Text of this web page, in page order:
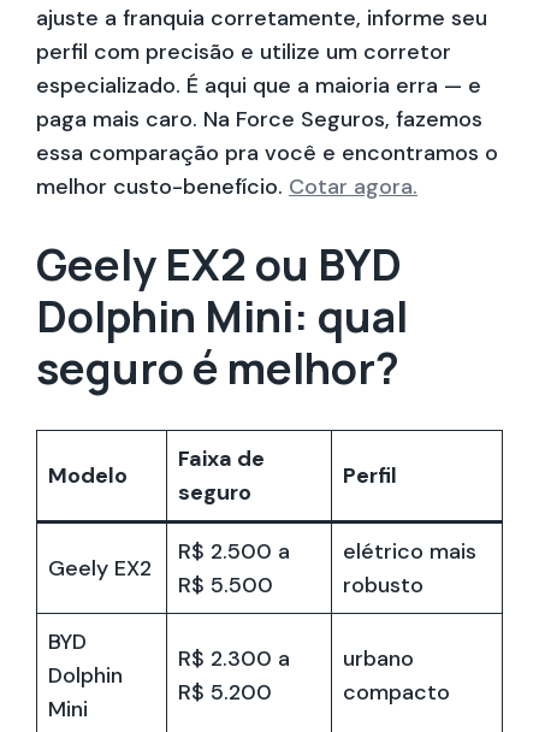
ajuste a franquia corretamente, informe seu
perfil com precisão e utilize um corretor
especializado. É aqui que a maioria erra — e
paga mais caro. Na Force Seguros, fazemos
essa comparação pra você e encontramos o
melhor custo-benefício. Cotar agora.
Geely EX2 ou BYD
Dolphin Mini: qual
seguro é melhor?
Modelo
Faixa de
seguro
Perfil
Geely EX2
R$ 2.500 a
R$ 5.500
elétrico mais
robusto
BYD
Dolphin
Mini
R$ 2.300 a
R$ 5.200
urbano
compacto